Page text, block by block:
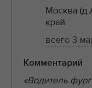
Москва (д
край
всего 3
Комментарий
«Водитель